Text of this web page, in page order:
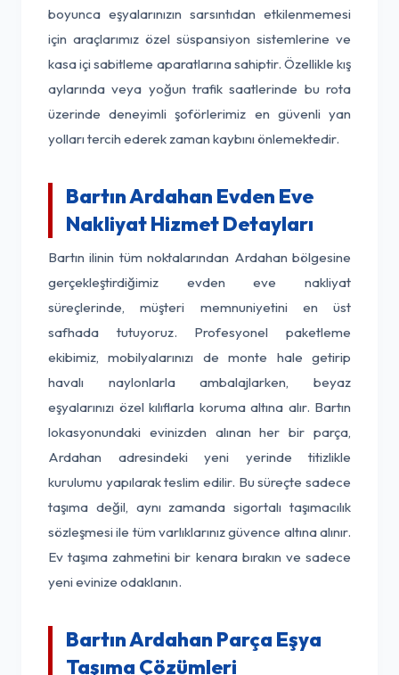
boyunca eşyalarınızın sarsıntıdan etkilenmemesi
için araçlarımız özel süspansiyon sistemlerine ve
kasa içi sabitleme aparatlarına sahiptir. Özellikle kış
aylarında veya yoğun trafik saatlerinde bu rota
üzerinde deneyimli şoförlerimiz en güvenli yan
yolları tercih ederek zaman kaybını önlemektedir.
Bartın Ardahan Evden Eve
Nakliyat Hizmet Detayları
Bartın ilinin tüm noktalarından Ardahan bölgesine
gerçekleştirdiğimiz evden eve nakliyat
süreçlerinde, müşteri memnuniyetini en üst
safhada tutuyoruz. Profesyonel paketleme
ekibimiz, mobilyalarınızı de monte hale getirip
havalı naylonlarla ambalajlarken, beyaz
eşyalarınızı özel kılıflarla koruma altına alır. Bartın
lokasyonundaki evinizden alınan her bir parça,
Ardahan adresindeki yeni yerinde titizlikle
kurulumu yapılarak teslim edilir. Bu süreçte sadece
taşıma değil, aynı zamanda sigortalı taşımacılık
sözleşmesi ile tüm varlıklarınız güvence altına alınır.
Ev taşıma zahmetini bir kenara bırakın ve sadece
yeni evinize odaklanın.
Bartın Ardahan Parça Eşya
Taşıma Çözümleri